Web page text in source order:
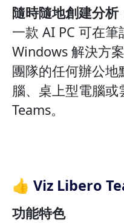
隨時隨地創建分析
一款 AI PC 可在
Windows 解決方
團隊的任何辦公
腦、桌上型電腦
Teams。
👍 Viz Libero
功能特色